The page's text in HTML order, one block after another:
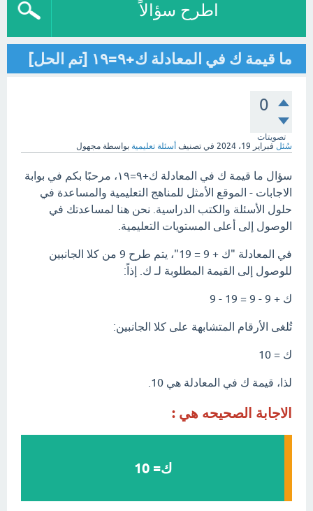
اطرح سؤالاً
ما قيمة ك في المعادلة ك+٩=١٩ [تم الحل]
0
تصويتات
سُئل فبراير 19، 2024 في تصنيف أسئلة تعليمية بواسطة مجهول
سؤال ما قيمة ك في المعادلة ك+٩=١٩، مرحبًا بكم في بوابة
الاجابات - الموقع الأمثل للمناهج التعليمية والمساعدة في
حلول الأسئلة والكتب الدراسية. نحن هنا لمساعدتك في
الوصول إلى أعلى المستويات التعليمية.
في المعادلة "ك + 9 = 19"، يتم طرح 9 من كلا الجانبين
للوصول إلى القيمة المطلوبة لـ ك. إذاً:
ك + 9 - 9 = 19 - 9
تُلغى الأرقام المتشابهة على كلا الجانبين:
ك = 10
لذا، قيمة ك في المعادلة هي 10.
الاجابة الصحيحه هي :
ك= 10